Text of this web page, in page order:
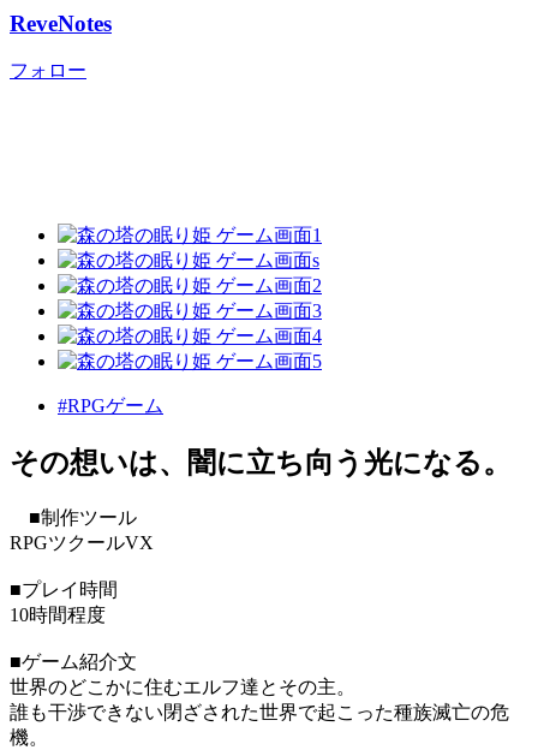
ReveNotes
フォロー
#RPGゲーム
その想いは、闇に立ち向う光になる。
■制作ツール
RPGツクールVX
■プレイ時間
10時間程度
■ゲーム紹介文
世界のどこかに住むエルフ達とその主。
誰も干渉できない閉ざされた世界で起こった種族滅亡の危
機。